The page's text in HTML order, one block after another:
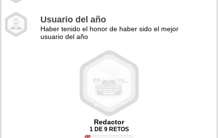
Usuario del año
Haber tenido el honor de haber sido el mejor
usuario del año
Redactor
1 DE 9 RETOS